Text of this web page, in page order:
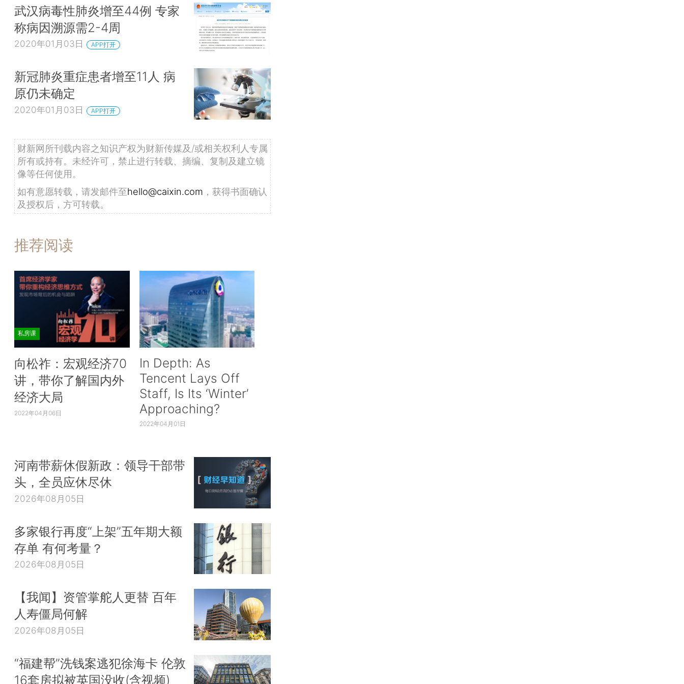
武汉病毒性肺炎增至44例 专家
称病因溯源需2-4周
2020年01月03日 APP打开
新冠肺炎重症患者增至11人 病
原仍未确定
2020年01月03日 APP打开
财新网所刊载内容之知识产权为财新传媒及/或相关权利人专属
所有或持有。未经许可，禁止进行转载、摘编、复制及建立镜
像等任何使用。
如有意愿转载，请发邮件至hello@caixin.com ，获得书面确认
及授权后，方可转载。
推荐阅读
私房课
向松祚：宏观经济70
讲，带你了解国内外
经济大局
2022年04月06日
In Depth: As
Tencent Lays Off
Staff, Is Its ‘Winter’
Approaching?
2022年04月01日
河南带薪休假新政：领导干部带
头，全员应休尽休
2026年08月05日
多家银行再度“上架”五年期大额
存单 有何考量？
2026年08月05日
【我闻】资管掌舵人更替 百年
人寿僵局何解
2026年08月05日
“福建帮”洗钱案逃犯徐海卡 伦敦
16套房拟被英国没收(含视频)